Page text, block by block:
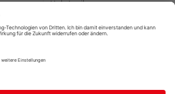
Holz-Lexikon
Datenschutz Nutzungsbedingungen